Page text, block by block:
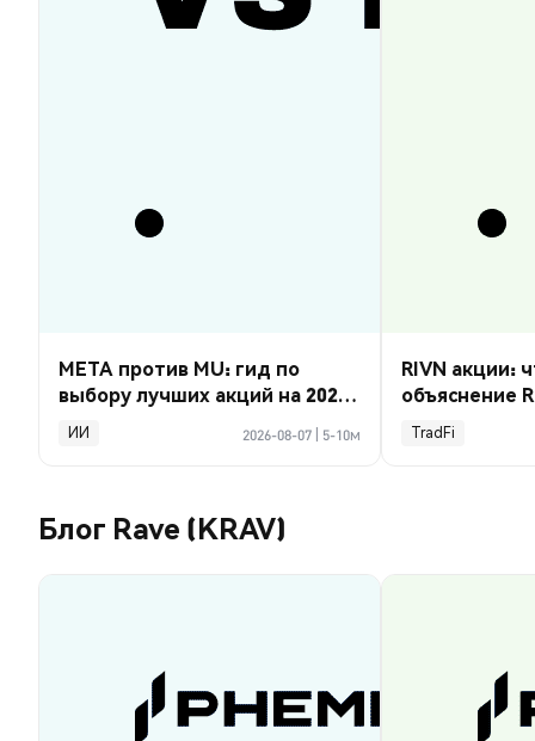
META против MU: гид по
выбору лучших акций на 2026
год
ИИ 2026-08-07 5-10м
RIVN акции:
объяснение
TradFi
Блог Rave (KRAV)